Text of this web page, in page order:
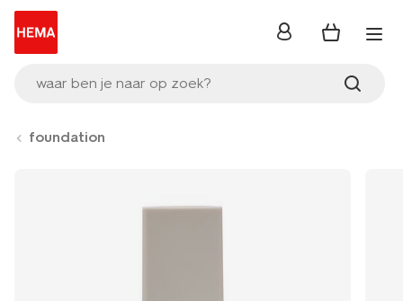
waar ben je naar op zoek?
inloggen
foundation